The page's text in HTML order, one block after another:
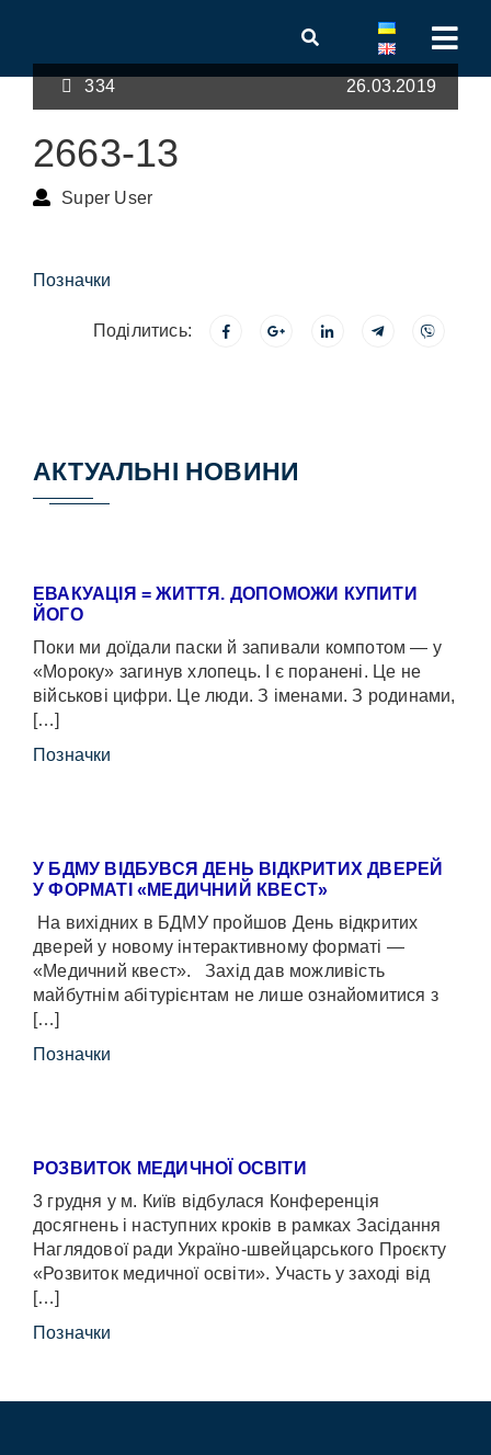
334 26.03.2019
2663-13
Super User
Позначки
Поділитись:
АКТУАЛЬНІ НОВИНИ
ЕВАКУАЦІЯ = ЖИТТЯ. ДОПОМОЖИ КУПИТИ
ЙОГО
Поки ми доїдали паски й запивали компотом — у
«Мороку» загинув хлопець. І є поранені. Це не
військові цифри. Це люди. З іменами. З родинами,
[…]
Позначки
У БДМУ ВІДБУВСЯ ДЕНЬ ВІДКРИТИХ ДВЕРЕЙ
У ФОРМАТІ «МЕДИЧНИЙ КВЕСТ»
На вихідних в БДМУ пройшов День відкритих
дверей у новому інтерактивному форматі —
«Медичний квест». Захід дав можливість
майбутнім абітурієнтам не лише ознайомитися з
[…]
Позначки
РОЗВИТОК МЕДИЧНОЇ ОСВІТИ
3 грудня у м. Київ відбулася Конференція
досягнень і наступних кроків в рамках Засідання
Наглядової ради Україно-швейцарського Проєкту
«Розвиток медичної освіти». Участь у заході від
[…]
Позначки